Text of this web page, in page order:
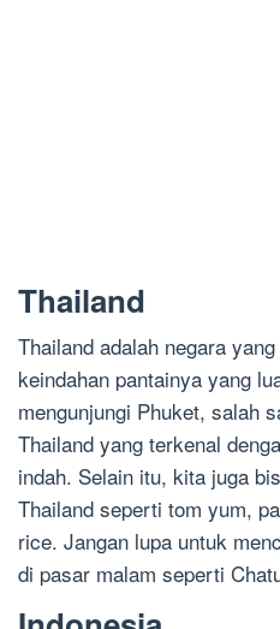
Thailand
Thailand adalah negara
keindahan pantainya yang
mengunjungi Phuket, salah
Thailand yang terkenal
indah. Selain itu, kita juga
Thailand seperti tom yum,
rice. Jangan lupa untuk
di pasar malam seperti